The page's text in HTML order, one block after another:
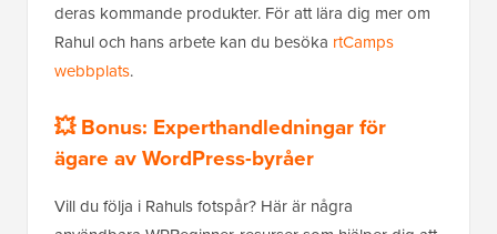
deras kommande produkter. För att lära dig mer om
Rahul och hans arbete kan du besöka rtCamps
webbplats.
💥 Bonus: Experthandledningar för
ägare av WordPress-byråer
Vill du följa i Rahuls fotspår? Här är några